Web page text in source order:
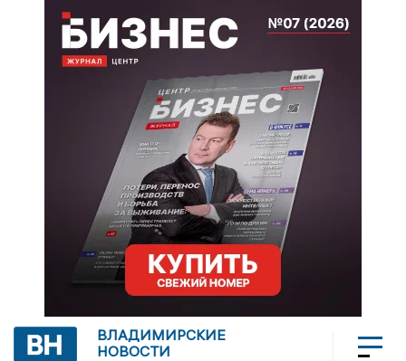
ВЛАДИМИРСКИЕ
НОВОСТИ